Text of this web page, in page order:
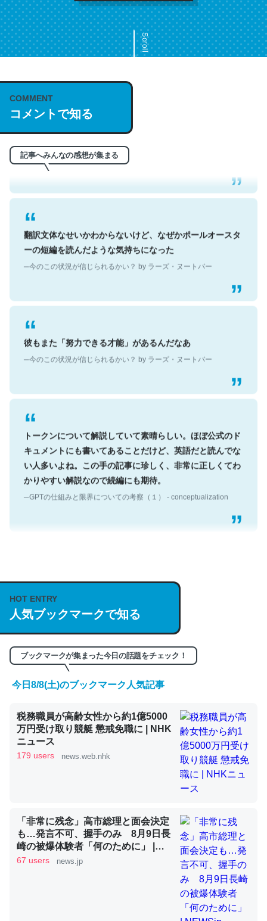
Scroll
COMMENT
コメントで知る
記事へみんなの感想が集まる
これは名文。彼はとてもクレバーなんだろうなと凄く思
う。英語少しでも読める人は原文もお勧め。自分はこの流
れ好き。Let’s Fucking Go. Then Covid hit. Shit.
─今のこの状況が信じられるかい？ by ラーズ・ヌートバー
翻訳文体なせいかわからないけど、なぜかポールオースタ
ーの短編を読んだような気持ちになった
─今のこの状況が信じられるかい？ by ラーズ・ヌートバー
彼もまた「努力できる才能」があるんだなあ
─今のこの状況が信じられるかい？ by ラーズ・ヌートバー
トークンについて解説していて素晴らしい。ほぼ公式のド
キュメントにも書いてあることだけど、英語だと読んでな
い人多いよね。この手の記事に珍しく、非常に正しくてわ
かりやすい解説なので続編にも期待。
─GPTの仕組みと限界についての考察（１） - conceptualization
説してる記事が少ないので貴重な良記事。/続編来た
https://isobe324649.hatenablog.com/entry/2023/03/27
/064121
─GPTの仕組みと限界についての考察（１） - conceptualization
くらい。小説でいう「ずっと前の伏線」は回収されないけ
ど、短期記憶というには多い分量。進化すればするほど分
かりやすく強くなりそう
─GPTの仕組みと限界についての考察（１） - conceptualization
昆虫ってカルシウム少ないのか。知らんかった。調べたら
コオロギのカルシウム分はエビの600分の1程度。
─ニュース :: 【研究発表】昆虫学の大問題＝「昆虫はなぜ海にいな
HOT ENTRY
人気ブックマークで知る
ブックマークが集まった今日の話題をチェック！
今日8/8(土)のブックマーク人気記事
税務職員が高齢女性から約1億5000
万円受け取り競艇 懲戒免職に | NHK
ニュース
179 users news.web.nhk
「非常に残念」高市総理と面会決定
も…発言不可、握手のみ 8月9日長
崎の被爆体験者「何のために」 |
NEWSjp
67 users news.jp